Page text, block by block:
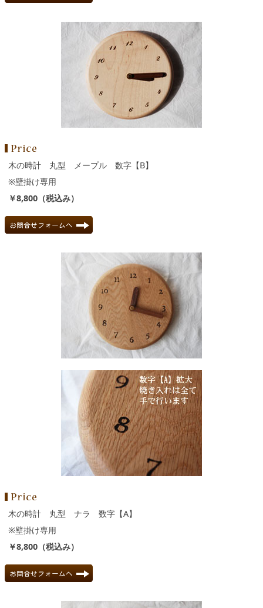
木の時計 丸型 メープル 数字【B】
※壁掛け専用
￥8,800（税込み）
木の時計 丸型 ナラ 数字【A】
※壁掛け専用
￥8,800（税込み）